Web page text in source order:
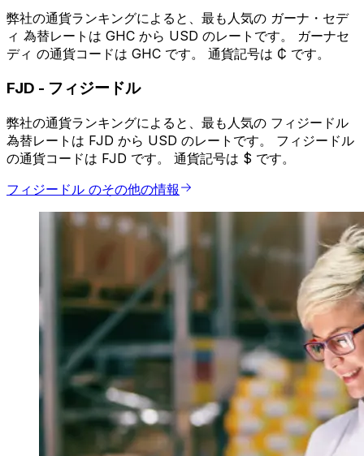
弊社の通貨ランキングによると、最も人気の ガーナ・セデ
ィ 為替レートは GHC から USD のレートです。 ガーナセ
ディ の通貨コードは GHC です。 通貨記号は ₵ です。
FJD - フィジードル
弊社の通貨ランキングによると、最も人気の フィジードル
為替レートは FJD から USD のレートです。 フィジードル
の通貨コードは FJD です。 通貨記号は $ です。
フィジードル のその他の情報